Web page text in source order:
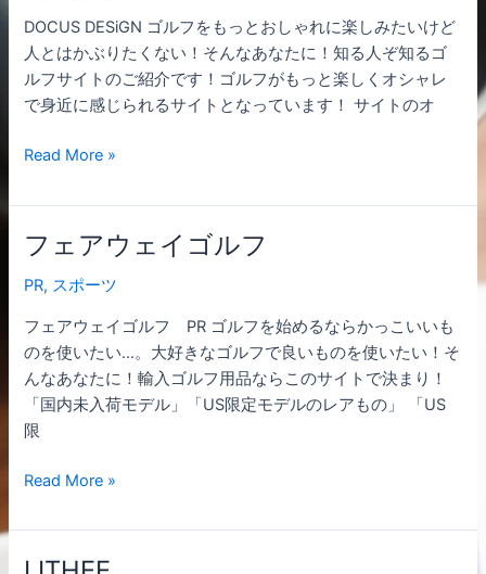
DOCUS DESiGN ゴルフをもっとおしゃれに楽しみたいけど
人とはかぶりたくない！そんなあなたに！知る人ぞ知るゴ
ルフサイトのご紹介です！ゴルフがもっと楽しくオシャレ
で身近に感じられるサイトとなっています！ サイトのオ
Read More »
フェアウェイゴルフ
PR, スポーツ
フェアウェイゴルフ PR ゴルフを始めるならかっこいいも
のを使いたい…。大好きなゴルフで良いものを使いたい！そ
んなあなたに！輸入ゴルフ用品ならこのサイトで決まり！
「国内未入荷モデル」「US限定モデルのレアもの」 「US
限
フ
ア
ウ
ェ
イ
ゴ
ル
Read More »
LITHEE